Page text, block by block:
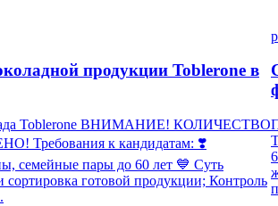
продукции Toblerone в
Toblerone ВНИМАНИЕ! КОЛИЧЕСТВО
Требования к кандидатам: ❣️
семейные пары до 60 лет 💙 Суть
сортировка готовой продукции; Контроль